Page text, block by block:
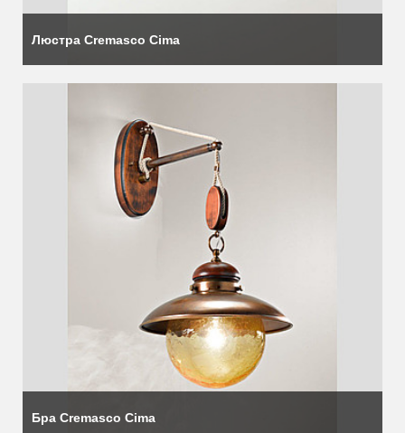
Люстра Cremasco Cima
Бра Cremasco Cima